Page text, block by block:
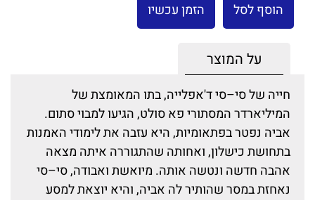
הוסף לסל הזמן עכשיו
על המוצר
חייה של סי–סי ד'אפלייה, בתו המאומצת של
המיליארדר המסתורי פא סולט, הגיעו למבוי סתום.
אביה נפטר בפתאומיות, היא עזבה את לימודי האמנות
בתחושת כישלון, ואחותה שהתגוררה איתה מצאה
אהבה חדשה ונטשה אותה. מיואשת ואבודה, סי–סי
נאחזת במסר שהותיר לה אביה, והיא יוצאת למסע